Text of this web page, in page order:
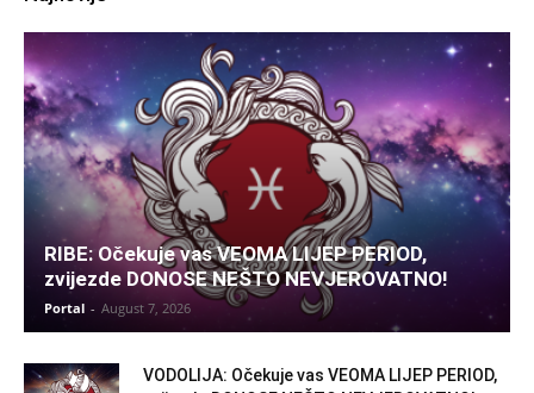
RIBE: Očekuje vas VEOMA LIJEP PERIOD,
zvijezde DONOSE NEŠTO NEVJEROVATNO!
Portal - August 7, 2026
VODOLIJA: Očekuje vas VEOMA LIJEP PERIOD,